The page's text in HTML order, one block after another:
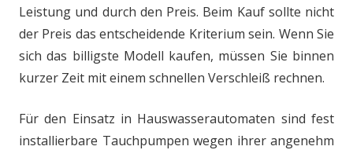
Leistung und durch den Preis. Beim Kauf sollte nicht
der Preis das entscheidende Kriterium sein. Wenn Sie
sich das billigste Modell kaufen, müssen Sie binnen
kurzer Zeit mit einem schnellen Verschleiß rechnen.
Für den Einsatz in Hauswasserautomaten sind fest
installierbare Tauchpumpen wegen ihrer angenehm